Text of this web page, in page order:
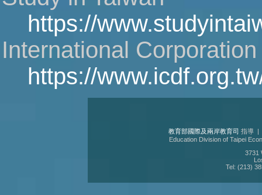
https://
International
https://
教育部國際及兩岸教育司 指導 |
Education Division of Taipei
3731
Tel: (213)